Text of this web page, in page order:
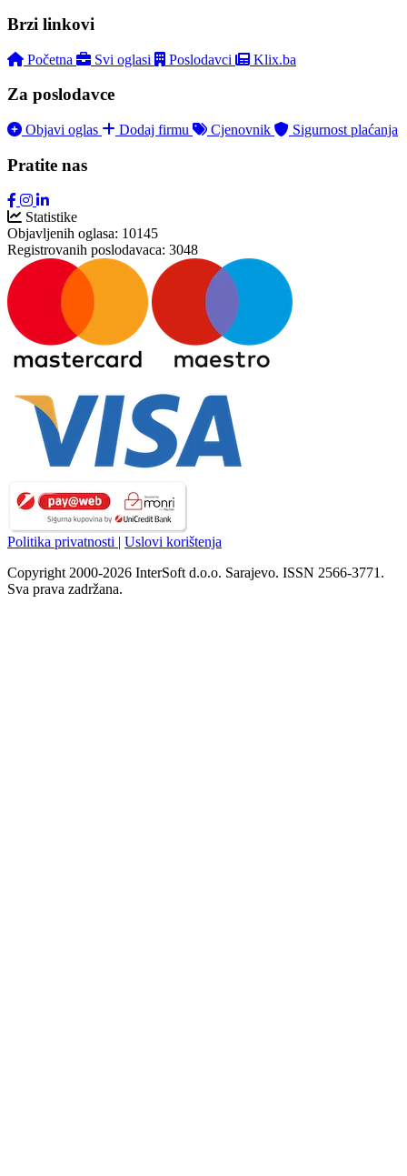
Brzi linkovi
Početna Svi oglasi Poslodavci Klix.ba
Za poslodavce
Objavi oglas Dodaj firmu Cjenovnik Sigurnost plaćanja
Pratite nas
Statistike
Objavljenih oglasa: 10145
Registrovanih poslodavaca: 3048
Politika privatnosti | Uslovi korištenja
Copyright 2000-2026 InterSoft d.o.o. Sarajevo. ISSN 2566-3771.
Sva prava zadržana.